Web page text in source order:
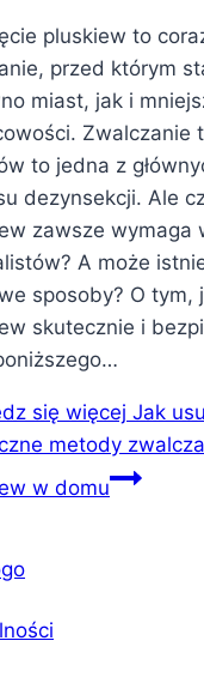
pluskiew to
przed którym
miast, jak i
Zwalczanie
to jedna z
dezynsekcji. Ale
zawsze wymaga
A może
sposoby? O tym,
skutecznie i
się więcej Jak
metody
w domu